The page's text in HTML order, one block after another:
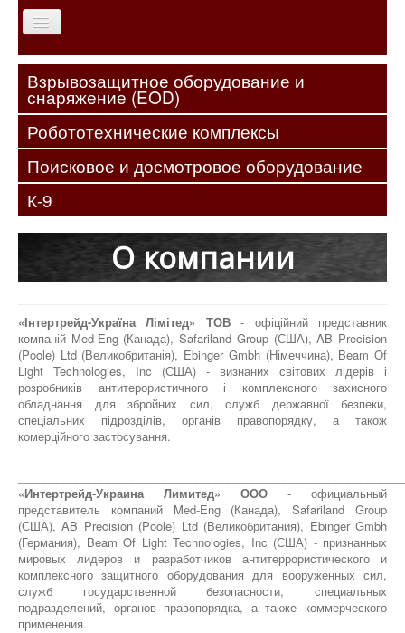
Главная
О
компании
Оборудование
Услуги
Контакты
Взрывозащитное оборудование и
снаряжение (EOD)
Робототехнические комплексы
Поисковое и досмотровое оборудование
К-9
О компании
«Інтертрейд-Україна Лімітед» ТОВ- офіційний представник
компаній Med-Eng (Канада), Safariland Group (США), AB Precision
(Poole) Ltd (Великобританія), Ebinger Gmbh (Німеччина), Beam Of
Light Technologies, Inc (США) - визнаних світових лідерів і
розробників антитерористичного і комплексного захисного
обладнання для збройних сил, служб державної безпеки,
спеціальних підрозділів, органів правопорядку, а також
комерційного застосування.
«Интертрейд-Украина Лимитед» ООО - официальный
представитель компаний Med-Eng (Канада), Safariland Group
(США), AB Precision (Poole) Ltd (Великобритания), Ebinger Gmbh
(Германия), Beam Of Light Technologies, Inc (США) - признанных
мировых лидеров и разработчиков антитеррористического и
комплексного защитного оборудования для вооруженных сил,
служб государственной безопасности, специальных
подразделений, органов правопорядка, а также коммерческого
применения.